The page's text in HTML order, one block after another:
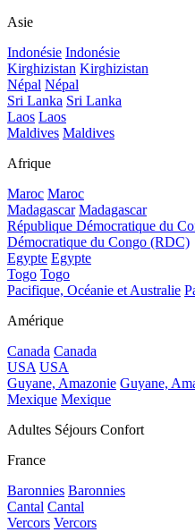
Asie
Indonésie Indonésie
Kirghizistan Kirghizistan
Népal Népal
Sri Lanka Sri Lanka
Laos Laos
Maldives Maldives
Afrique
Maroc Maroc
Madagascar Madagascar
République Démocratique du
Démocratique du Congo (RDC)
Egypte Egypte
Togo Togo
Pacifique, Océanie et Australie
Amérique
Canada Canada
USA USA
Guyane, Amazonie Guyane,
Mexique Mexique
Adultes Séjours Confort
France
Baronnies Baronnies
Cantal Cantal
Vercors Vercors